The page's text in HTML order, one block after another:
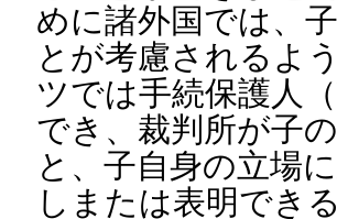
めに諸外国では、
とが考慮されるよ
ツでは手続保護人
でき、裁判所が子
と、子自身の立場
しまたは表明でき